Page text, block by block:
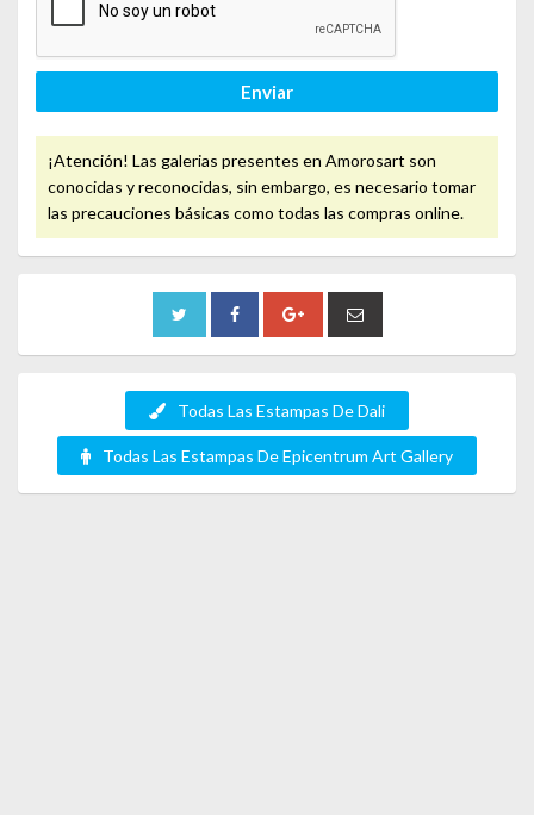
Enviar
¡Atención! Las galerias presentes en Amorosart son
conocidas y reconocidas, sin embargo, es necesario tomar
las precauciones básicas como todas las compras online.
Todas Las Estampas De Dali
Todas Las Estampas De Epicentrum Art Gallery